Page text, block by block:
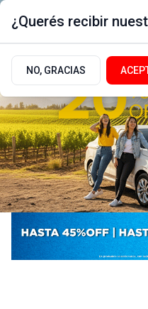
¿Querés recibir
NO, GRACIAS